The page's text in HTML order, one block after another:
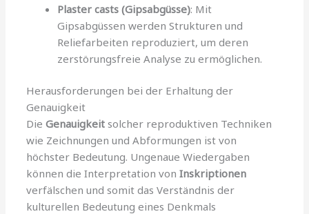
Plaster casts (Gipsabgüsse): Mit
Gipsabgüssen werden Strukturen und
Reliefarbeiten reproduziert, um deren
zerstörungsfreie Analyse zu ermöglichen.
Herausforderungen bei der Erhaltung der
Genauigkeit
DieGenauigkeit solcher reproduktiven Techniken
wie Zeichnungen und Abformungen ist von
höchster Bedeutung. Ungenaue Wiedergaben
können die Interpretation vonInskriptionen
verfälschen und somit das Verständnis der
kulturellen Bedeutung eines Denkmals